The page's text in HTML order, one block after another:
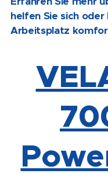
helfen Sie sich
Arbeitsplatz